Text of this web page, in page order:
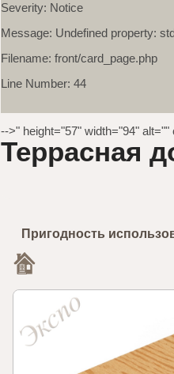
Severity: Notice
Message: Undefined property:
Filename: front/card_page.php
Line Number: 44
-->" height="57" width="94"
Террасная
Пригодность